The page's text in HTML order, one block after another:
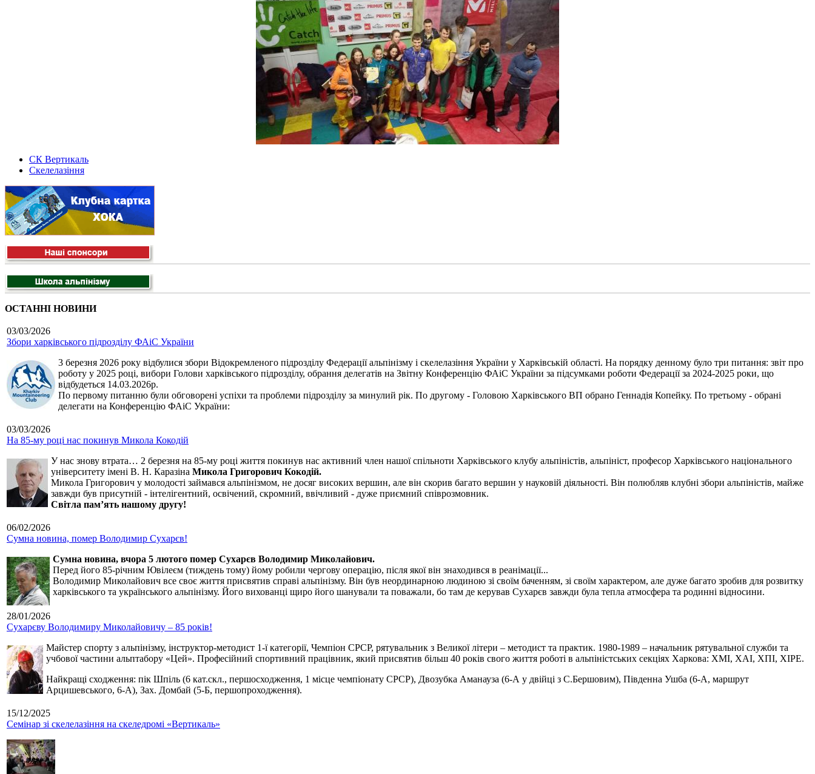
СК Вертикаль
Скелелазіння
ОСТАННІ НОВИНИ
03/03/2026
Збори харківського підрозділу ФАіС України
3 березня 2026 року відбулися збори Відокремленого підрозділу Федерації альпінізму і скелелазіння України у Харківській області. На порядку денному було три питання: звіт про
роботу у 2025 році, вибори Голови харківського підрозділу, обрання делегатів на Звітну Конференцію ФАіС України за підсумками роботи Федерації за 2024-2025 роки, що
відбудеться 14.03.2026р.
По первому питанню були обговорені успіхи та проблеми підрозділу за минулий рік. По другому - Головою Харківського ВП обрано Геннадія Копейку. По третьому - обрані
делегати на Конференцію ФАіС України:
03/03/2026
На 85-му році нас покинув Микола Кокодій
У нас знову втрата… 2 березня на 85-му році життя покинув нас активний член нашої спільноти Харківського клубу альпіністів, альпініст, професор Харківського національного
університету імені В. Н. Каразіна Микола Григорович Кокодій.
Микола Григорович у молодості займався альпінізмом, не досяг високих вершин, але він скорив багато вершин у науковій діяльності. Він полюбляв клубні збори альпіністів, майже
завжди був присутній - інтелігентний, освічений, скромний, ввічливий - дуже приємний співрозмовник.
Світла пам’ять нашому другу!
06/02/2026
Сумна новина, помер Володимир Сухарєв!
Сумна новина, вчора 5 лютого помер Сухарєв Володимир Миколайович.
Перед його 85-річним Ювілеєм (тиждень тому) йому робили чергову операцію, після якої він знаходився в реанімації...
Володимир Миколайович все своє життя присвятив справі альпінізму. Він був неординарною людиною зі своїм баченням, зі своїм характером, але дуже багато зробив для розвитку
харківського та українського альпінізму. Його вихованці щиро його шанували та поважали, бо там де керував Сухарєв завжди була тепла атмосфера та родинні відносини.
28/01/2026
Сухарєву Володимиру Миколайовичу – 85 років!
Майстер спорту з альпінізму, інструктор-методист 1-ї категорії, Чемпіон СРСР, рятувальник з Великої літери – методист та практик. 1980-1989 – начальник рятувальної служби та
учбової частини альптабору «Цей». Професійний спортивний працівник, який присвятив більш 40 років свого життя роботі в альпіністських секціях Харкова: ХМІ, ХАІ, ХПІ, ХІРЕ.
Найкращі сходження: пік Шпіль (6 кат.скл., першосходження, 1 місце чемпіонату СРСР), Двозубка Аманауза (6-А у двійці з С.Бершовим), Південна Ушба (6-А, маршрут
Арцишевського, 6-А), Зах. Домбай (5-Б, першопроходження).
15/12/2025
Семінар зі скелелазіння на скеледромі «Вертикаль»